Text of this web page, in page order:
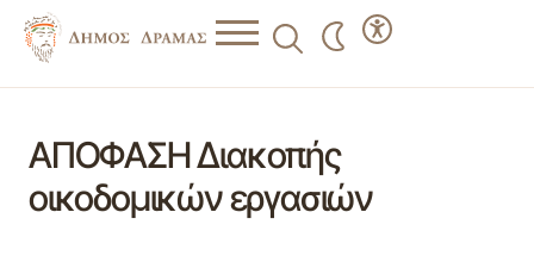
ΑΠΟΦΑΣΗ Διακοπής
οικοδομικών εργασιών